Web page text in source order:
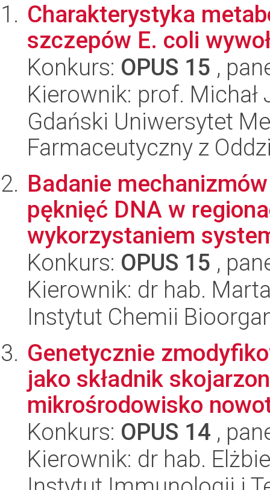
Charakterystyka
szczepów E. coli
Konkurs: OPUS 15 ,
Kierownik: prof.
Gdański Uniwersytet
Farmaceutyczny z
Badanie
pęknięć DNA w
wykorzystaniem
Konkurs: OPUS 15 ,
Kierownik: dr hab.
Instytut Chemii
Genetycznie
jako składnik
mikrośrodowisko
Konkurs: OPUS 14 ,
Kierownik: dr hab.